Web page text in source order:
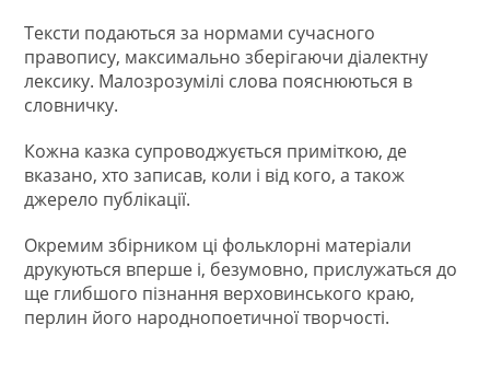
Тексти подаються за нормами сучасного
правопису, максимально зберігаючи діалектну
лексику. Малозрозумілі слова пояснюються в
словничку.
Кожна казка супроводжується приміткою, де
вказано, хто записав, коли і від кого, а також
джерело публікації.
Окремим збірником ці фольклорні матеріали
друкуються вперше і, безумовно, прислужаться до
ще глибшого пізнання верховинського краю,
перлин його народнопоетичної творчості.